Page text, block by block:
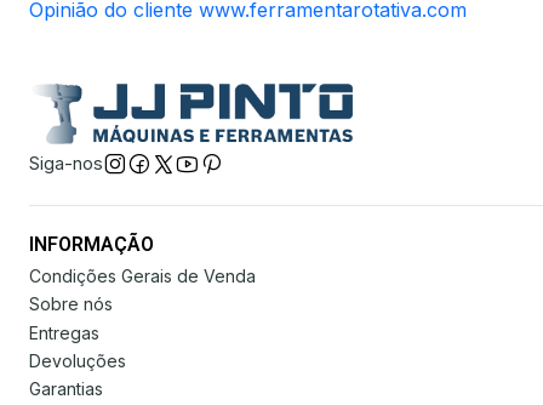
Opinião do cliente www.ferramentarotativa.com
Siga-nos
INFORMAÇÃO
Condições Gerais de Venda
Sobre nós
Entregas
Devoluções
Garantias